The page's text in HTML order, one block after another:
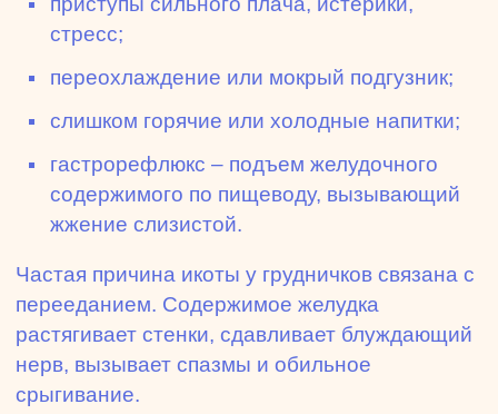
стресс;
переохлаждение или мокрый подгузник;
слишком горячие или холодные напитки;
гастрорефлюкс – подъем желудочного
содержимого по пищеводу, вызывающий
жжение слизистой.
Частая причина икоты у грудничков связана с
перееданием. Содержимое желудка
растягивает стенки, сдавливает блуждающий
нерв, вызывает спазмы и обильное
срыгивание.